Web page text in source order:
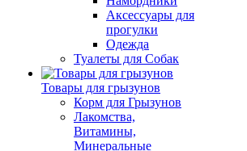
Аксессуары для
прогулки
Одежда
Туалеты для Собак
Товары для грызунов
Корм для Грызунов
Лакомства,
Витамины,
Минеральные